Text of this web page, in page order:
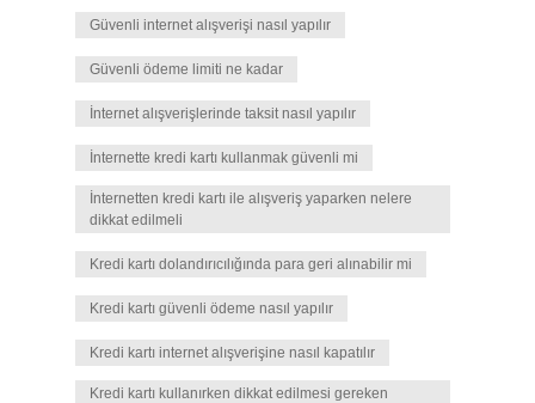
Güvenli internet alışverişi nasıl yapılır
Güvenli ödeme limiti ne kadar
İnternet alışverişlerinde taksit nasıl yapılır
İnternette kredi kartı kullanmak güvenli mi
İnternetten kredi kartı ile alışveriş yaparken nelere
dikkat edilmeli
Kredi kartı dolandırıcılığında para geri alınabilir mi
Kredi kartı güvenli ödeme nasıl yapılır
Kredi kartı internet alışverişine nasıl kapatılır
Kredi kartı kullanırken dikkat edilmesi gereken